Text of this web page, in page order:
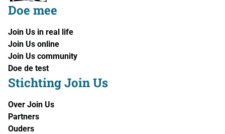
Doe mee
Join Us in real life
Join Us online
Join Us community
Doe de test
Stichting Join Us
Over Join Us
Partners
Ouders